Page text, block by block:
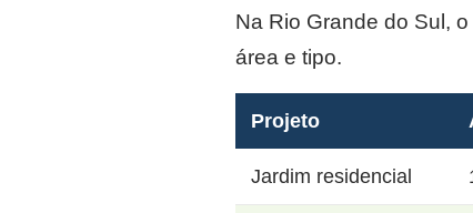
Na Rio Grande do Sul,
área e tipo.
Projeto
Jardim residencial